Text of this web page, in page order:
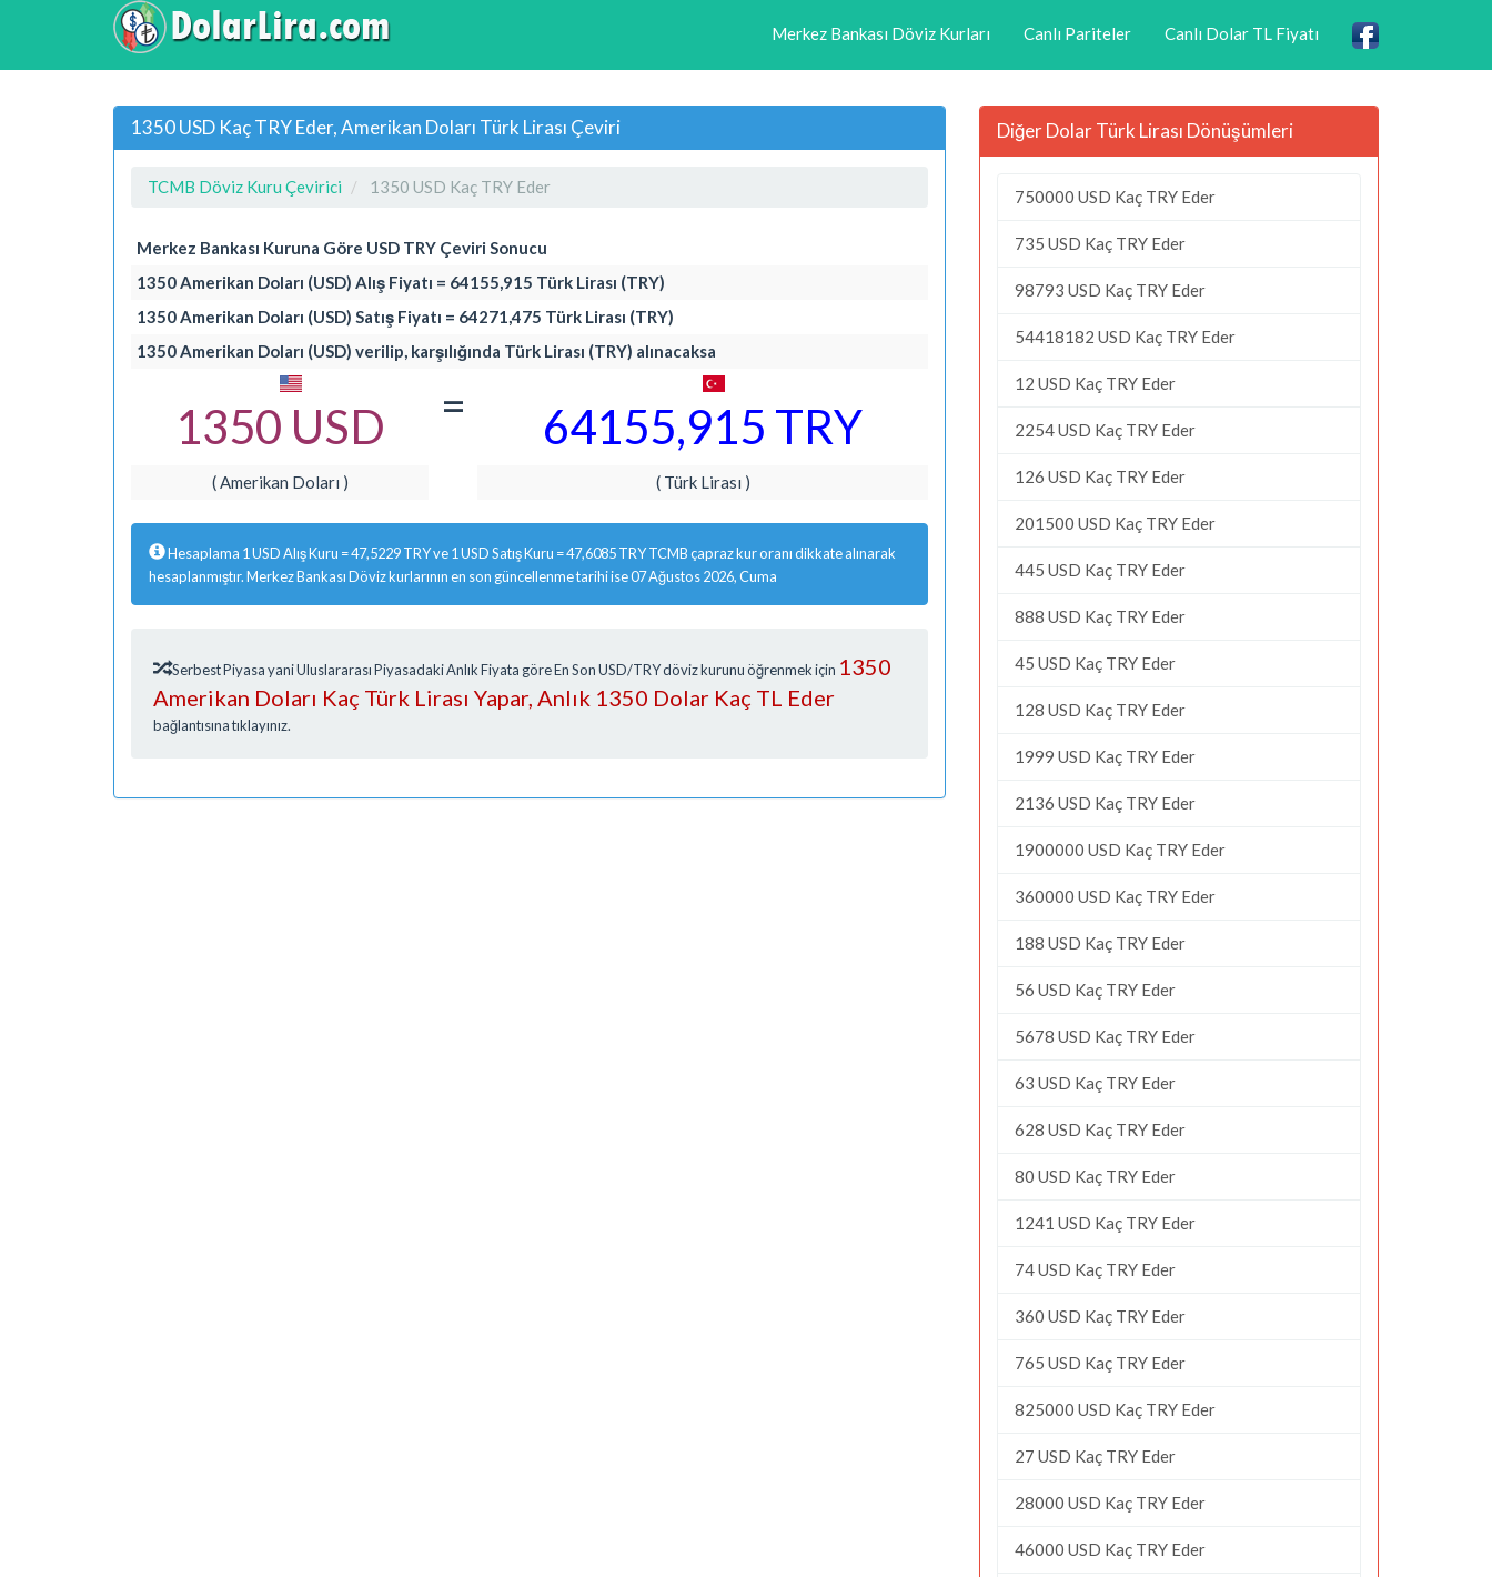
Merkez Bankası Döviz Kurları Canlı Pariteler Canlı Dolar TL Fiyatı
1350 USD Kaç TRY Eder, Amerikan Doları Türk Lirası Çeviri
TCMB Döviz Kuru Çevirici 1350 USD Kaç TRY Eder
Merkez Bankası Kuruna Göre USD TRY Çeviri Sonucu
1350 Amerikan Doları (USD) Alış Fiyatı = 64155,915 Türk Lirası (TRY)
1350 Amerikan Doları (USD) Satış Fiyatı = 64271,475 Türk Lirası (TRY)
1350 Amerikan Doları (USD) verilip, karşılığında Türk Lirası (TRY) alınacaksa
1350 USD = 64155,915 TRY
( Amerikan Doları ) ( Türk Lirası )
Hesaplama 1 USD Alış Kuru = 47,5229 TRY ve 1 USD Satış Kuru = 47,6085 TRY TCMB çapraz kur oranı dikkate alınarak
hesaplanmıştır. Merkez Bankası Döviz kurlarının en son güncellenme tarihi ise 07 Ağustos 2026, Cuma
Serbest Piyasa yani Uluslararası Piyasadaki Anlık Fiyata göre En Son USD/TRY döviz kurunu öğrenmek için 1350
Amerikan Doları Kaç Türk Lirası Yapar, Anlık 1350 Dolar Kaç TL Eder
bağlantısına tıklayınız.
Diğer Dolar Türk Lirası Dönüşümleri
750000 USD Kaç TRY Eder
735 USD Kaç TRY Eder
98793 USD Kaç TRY Eder
54418182 USD Kaç TRY Eder
12 USD Kaç TRY Eder
2254 USD Kaç TRY Eder
126 USD Kaç TRY Eder
201500 USD Kaç TRY Eder
445 USD Kaç TRY Eder
888 USD Kaç TRY Eder
45 USD Kaç TRY Eder
128 USD Kaç TRY Eder
1999 USD Kaç TRY Eder
2136 USD Kaç TRY Eder
1900000 USD Kaç TRY Eder
360000 USD Kaç TRY Eder
188 USD Kaç TRY Eder
56 USD Kaç TRY Eder
5678 USD Kaç TRY Eder
63 USD Kaç TRY Eder
628 USD Kaç TRY Eder
80 USD Kaç TRY Eder
1241 USD Kaç TRY Eder
74 USD Kaç TRY Eder
360 USD Kaç TRY Eder
765 USD Kaç TRY Eder
825000 USD Kaç TRY Eder
27 USD Kaç TRY Eder
28000 USD Kaç TRY Eder
46000 USD Kaç TRY Eder